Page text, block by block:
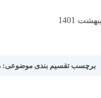
برچسب تقسیم بندی موضوعی: